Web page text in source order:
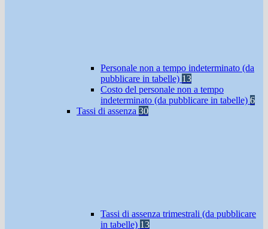
Personale non a tempo indeterminato (da
pubblicare in tabelle) 13
Costo del personale non a tempo
indeterminato (da pubblicare in tabelle) 6
Tassi di assenza 30
Tassi di assenza trimestrali (da pubblicare
in tabelle) 13